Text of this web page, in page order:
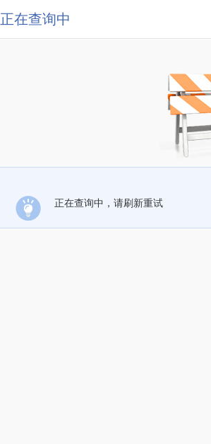
正在查询中
正在查询中，请刷新重试